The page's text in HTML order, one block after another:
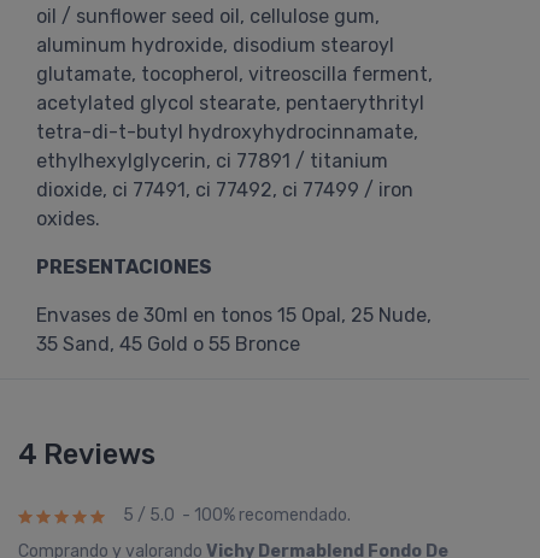
oil / sunflower seed oil, cellulose gum,
aluminum hydroxide, disodium stearoyl
glutamate, tocopherol, vitreoscilla ferment,
acetylated glycol stearate, pentaerythrityl
tetra-di-t-butyl hydroxyhydrocinnamate,
ethylhexylglycerin, ci 77891 / titanium
dioxide, ci 77491, ci 77492, ci 77499 / iron
oxides.
PRESENTACIONES
Envases de 30ml en tonos 15 Opal, 25 Nude,
35 Sand, 45 Gold o 55 Bronce
4 Reviews
5 / 5.0 - 100% recomendado.
Comprando y valorando Vichy Dermablend Fondo De